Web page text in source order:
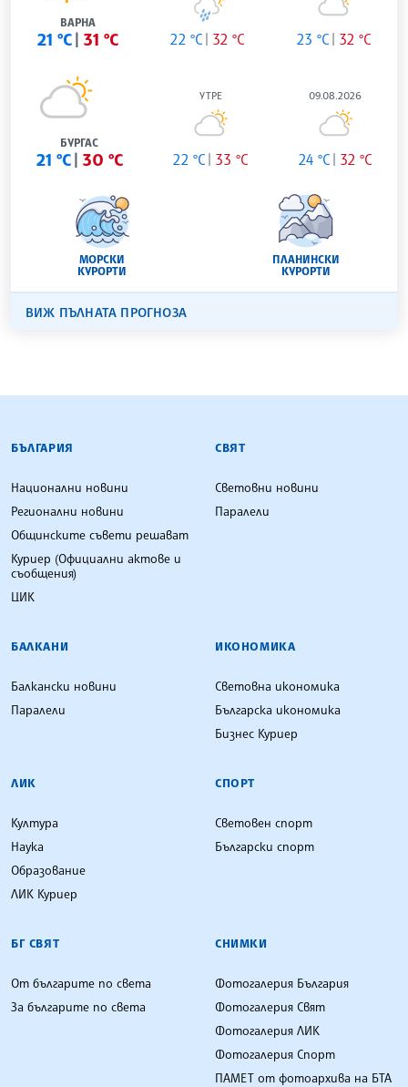
ВАРНА
21 °C 31 °C 22 °C 32 °C 23 °C 32 °C
БУРГАС
21 °C 30 °C
УТРЕ
22 °C 33 °C
09.08.2026
24 °C 32 °C
МОРСКИ
КУРОРТИ
ПЛАНИНСКИ
КУРОРТИ
ВИЖ ПЪЛНАТА ПРОГНОЗА
БЪЛГАРСКА ТЕЛЕГРАФНА АГЕНЦИЯ
БЪЛГАРИЯ
Национални новини
Регионални новини
Общинските съвети решават
Куриер (Официални актове и
съобщения)
ЦИК
СВЯТ
Световни новини
Паралели
БАЛКАНИ
Балкански новини
Паралели
ИКОНОМИКА
Световна икономика
Българска икономика
Бизнес Куриер
ЛИК
Култура
Наука
Образование
ЛИК Куриер
СПОРТ
Световен спорт
Български спорт
БГ СВЯТ
От българите по света
За българите по света
СНИМКИ
Фотогалерия България
Фотогалерия Свят
Фотогалерия ЛИК
Фотогалерия Спорт
ПАМЕТ от фотоархива на БТА